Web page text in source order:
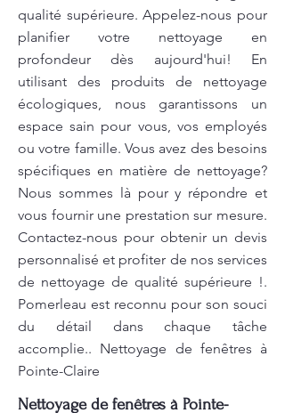
qualité supérieure. Appelez-nous pour
planifier votre nettoyage en
profondeur dès aujourd'hui! En
utilisant des produits de nettoyage
écologiques, nous garantissons un
espace sain pour vous, vos employés
ou votre famille. Vous avez des besoins
spécifiques en matière de nettoyage?
Nous sommes là pour y répondre et
vous fournir une prestation sur mesure.
Contactez-nous pour obtenir un devis
personnalisé et profiter de nos services
de nettoyage de qualité supérieure !.
Pomerleau est reconnu pour son souci
du détail dans chaque tâche
accomplie.. Nettoyage de fenêtres à
Pointe-Claire
Nettoyage de fenêtres à Pointe-